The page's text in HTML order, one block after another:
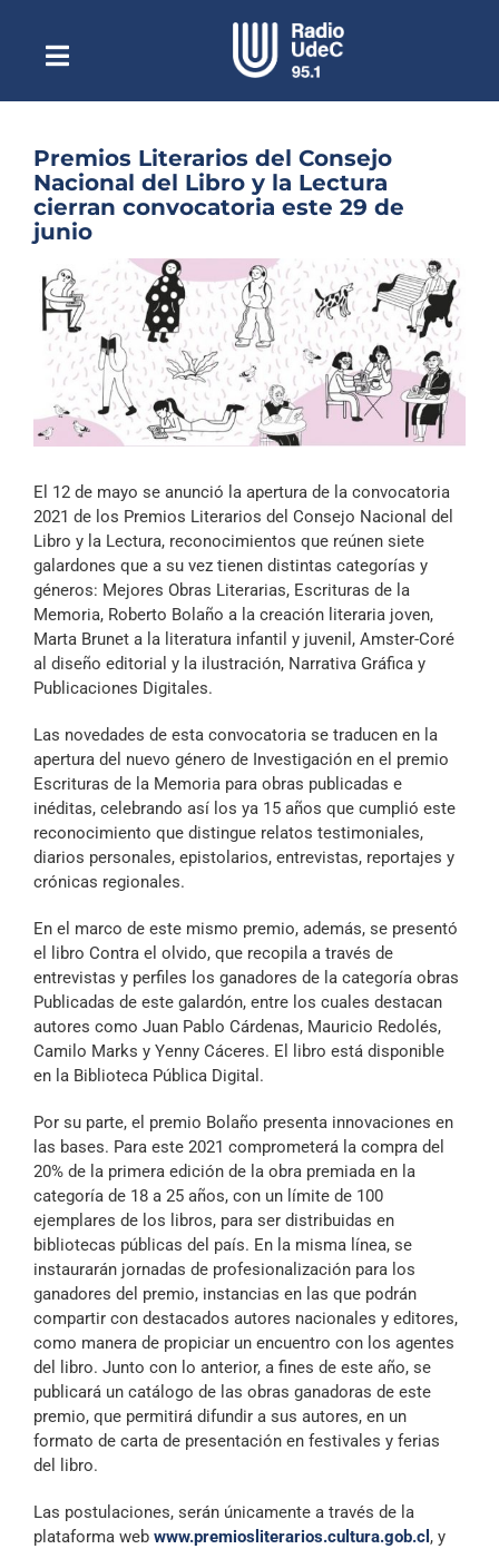
contenidoToggle
NavigationEscuchar Radio UdeC en vivo
Quiénes Somos
Programación
Noticias
Reportajes
Columnas
Música Clásica
Archivo Sonoro
Premios Literarios del Consejo
Nacional del Libro y la Lectura
cierran convocatoria este 29 de
junio
Ver
imagen
más
grande
El 12 de mayo se anunció la apertura de la convocatoria
2021 de los Premios Literarios del Consejo Nacional del
Libro y la Lectura, reconocimientos que reúnen siete
galardones que a su vez tienen distintas categorías y
géneros: Mejores Obras Literarias, Escrituras de la
Memoria, Roberto Bolaño a la creación literaria joven,
Marta Brunet a la literatura infantil y juvenil, Amster-Coré
al diseño editorial y la ilustración, Narrativa Gráfica y
Publicaciones Digitales.
Las novedades de esta convocatoria se traducen en la
apertura del nuevo género de Investigación en el premio
Escrituras de la Memoria para obras publicadas e
inéditas, celebrando así los ya 15 años que cumplió este
reconocimiento que distingue relatos testimoniales,
diarios personales, epistolarios, entrevistas, reportajes y
crónicas regionales.
En el marco de este mismo premio, además, se presentó
el libro Contra el olvido, que recopila a través de
entrevistas y perfiles los ganadores de la categoría obras
Publicadas de este galardón, entre los cuales destacan
autores como Juan Pablo Cárdenas, Mauricio Redolés,
Camilo Marks y Yenny Cáceres. El libro está disponible
en la Biblioteca Pública Digital.
Por su parte, el premio Bolaño presenta innovaciones en
las bases. Para este 2021 comprometerá la compra del
20% de la primera edición de la obra premiada en la
categoría de 18 a 25 años, con un límite de 100
ejemplares de los libros, para ser distribuidas en
bibliotecas públicas del país. En la misma línea, se
instaurarán jornadas de profesionalización para los
ganadores del premio, instancias en las que podrán
compartir con destacados autores nacionales y editores,
como manera de propiciar un encuentro con los agentes
del libro. Junto con lo anterior, a fines de este año, se
publicará un catálogo de las obras ganadoras de este
premio, que permitirá difundir a sus autores, en un
formato de carta de presentación en festivales y ferias
del libro.
Las postulaciones, serán únicamente a través de la
plataforma web www.premiosliterarios.cultura.gob.cl , y